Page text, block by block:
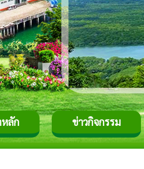
ลัก ข่าวกิจกรรม